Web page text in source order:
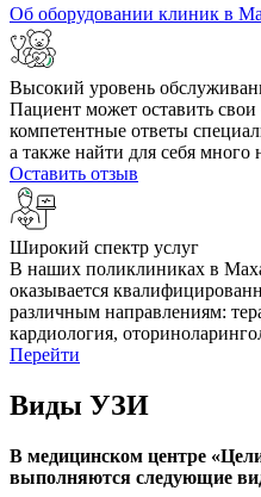
Об оборудовании клиник в
Высокий уровень
Пациент может оставить
компетентные ответы
а также найти для себя
Оставить отзыв
Широкий спектр услуг
В наших поликлиниках в
оказывается
различным направлениям:
кардиология,
Перейти
Виды УЗИ
В медицинском центре
выполняются следующие